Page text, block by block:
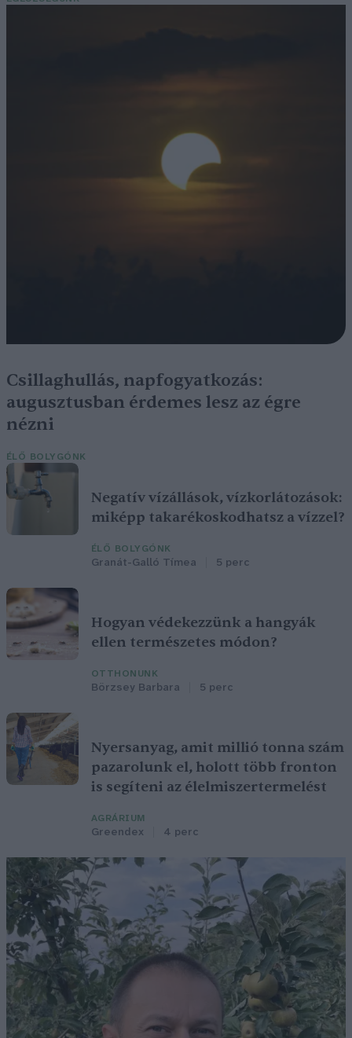
Csillaghullás, napfogyatkozás:
augusztusban érdemes lesz az égre
nézni
ÉLŐ BOLYGÓNK
Negatív vízállások, vízkorlátozások:
miképp takarékoskodhatsz a vízzel?
ÉLŐ BOLYGÓNK
Granát-Galló Tímea 5 perc
Hogyan védekezzünk a hangyák
ellen természetes módon?
OTTHONUNK
Börzsey Barbara 5 perc
Nyersanyag, amit millió tonna szám
pazarolunk el, holott több fronton
is segíteni az élelmiszertermelést
AGRÁRIUM
Greendex 4 perc